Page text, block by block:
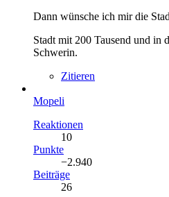
Dann wünsche ich mir die
Stadt mit 200 Tausend und in
Schwerin.
Zitieren
Mopeli
Reaktionen
10
Punkte
−2.940
Beiträge
26